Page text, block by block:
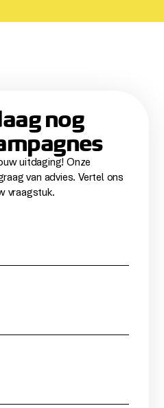
nog
uitdaging! Onze
van advies. Vertel ons
vraagstuk.